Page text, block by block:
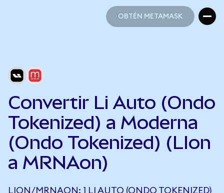
OBTÉN METAMASK
Convertir Li Auto (Ondo
Tokenized) a Moderna
(Ondo Tokenized) (LIon
a MRNAon)
LION/MRNAON: 1 LI AUTO (ONDO TOKENIZED)